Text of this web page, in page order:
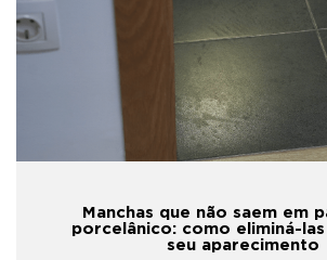
Manchas que não saem em
porcelânico: como eliminá-
seu aparecimento